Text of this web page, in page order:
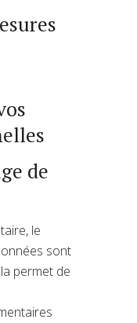
de
le
sont
permet de